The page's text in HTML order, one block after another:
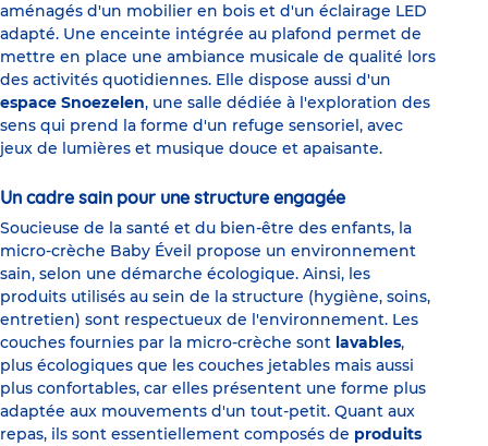
aménagés d'un mobilier en bois et d'un éclairage LED
adapté. Une enceinte intégrée au plafond permet de
mettre en place une ambiance musicale de qualité lors
des activités quotidiennes. Elle dispose aussi d'un
espace Snoezelen, une salle dédiée à l'exploration des
sens qui prend la forme d'un refuge sensoriel, avec
jeux de lumières et musique douce et apaisante.
Un cadre sain pour une structure engagée
Soucieuse de la santé et du bien-être des enfants, la
micro-crèche Baby Éveil propose un environnement
sain, selon une démarche écologique. Ainsi, les
produits utilisés au sein de la structure (hygiène, soins,
entretien) sont respectueux de l'environnement. Les
couches fournies par la micro-crèche sont lavables,
plus écologiques que les couches jetables mais aussi
plus confortables, car elles présentent une forme plus
adaptée aux mouvements d'un tout-petit. Quant aux
repas, ils sont essentiellement composés de produits